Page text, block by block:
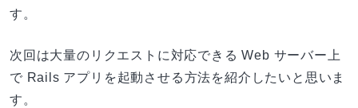
す。
次回は大量のリクエストに対応できる Web サーバー上
で Rails アプリを起動させる方法を紹介したいと思いま
す。